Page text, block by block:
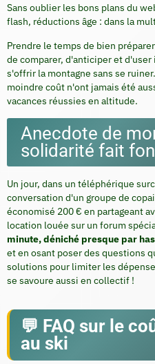
Sans oublier les bons plans du
flash, réductions âge : dans la
Prendre le temps de bien
de comparer, d'anticiper et
s'offrir la montagne sans se
moindre coût n'ont jamais été
vacances réussies en altitude.
Anecdote de
solidarité fait
Un jour, dans un téléphérique
conversation d'un groupe de
économisé 200 € en partageant
location louée sur un forum
minute, déniché presque par
et en osant poser des questions
solutions pour limiter les
se savoure aussi en collectif !
FAQ sur le
au ski